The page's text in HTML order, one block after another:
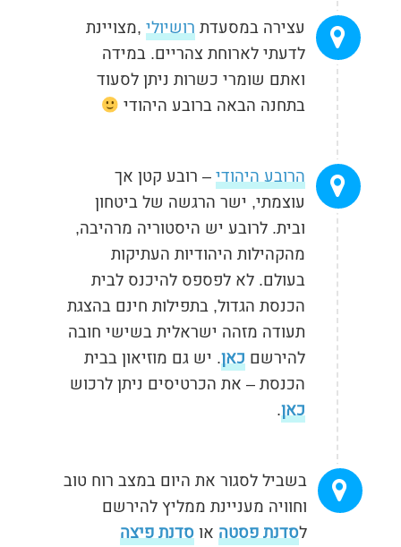
עצירה במסעדתרושיולי,מצויינת
לדעתי לארוחת צהריים. במידה
ואתם שומרי כשרות ניתן לסעוד
בתחנה הבאה ברובע היהודי
הרובע היהודי– רובע קטן אך
עוצמתי, ישר הרגשה של ביטחון
ובית. לרובע יש היסטוריה מרהיבה,
מהקהילות היהודיות העתיקות
בעולם. לא לפספס להיכנס לבית
הכנסת הגדול, בתפילות חינם בהצגת
תעודה מזהה ישראלית בשישי חובה
להירשם כאן. יש גם מוזיאון בבית
הכנסת – את הכרטיסים ניתן לרכוש
כאן.
בשביל לסגור את היום במצב רוח טוב
וחוויה מעניינת ממליץ להירשם
לסדנת פסטהאו סדנת פיצה